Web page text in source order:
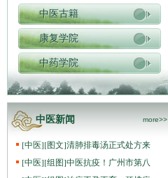
中医古籍
康复学院
中药学院
中医新闻 more>>
[中医][图文]清肺排毒汤正式处方来
[中医][组图]中医抗疫！广州市第八